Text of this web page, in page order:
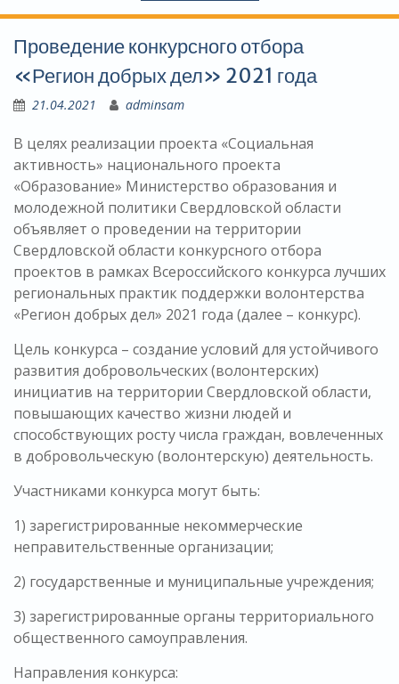
Проведение конкурсного отбора
«Регион добрых дел» 2021 года
21.04.2021 adminsam
В целях реализации проекта «Социальная
активность» национального проекта
«Образование» Министерство образования и
молодежной политики Свердловской области
объявляет о проведении на территории
Свердловской области конкурсного отбора
проектов в рамках Всероссийского конкурса лучших
региональных практик поддержки волонтерства
«Регион добрых дел» 2021 года (далее – конкурс).
Цель конкурса – создание условий для устойчивого
развития добровольческих (волонтерских)
инициатив на территории Свердловской области,
повышающих качество жизни людей и
способствующих росту числа граждан, вовлеченных
в добровольческую (волонтерскую) деятельность.
Участниками конкурса могут быть:
1) зарегистрированные некоммерческие
неправительственные организации;
2) государственные и муниципальные учреждения;
3) зарегистрированные органы территориального
общественного самоуправления.
Направления конкурса: